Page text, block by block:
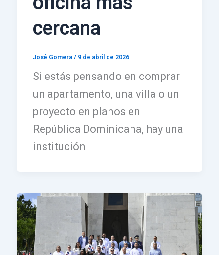
cercana
José Gomera / 9 de abril de 2026
Si estás pensando en comprar
un apartamento, una villa o un
proyecto en planos en
República Dominicana, hay una
institución